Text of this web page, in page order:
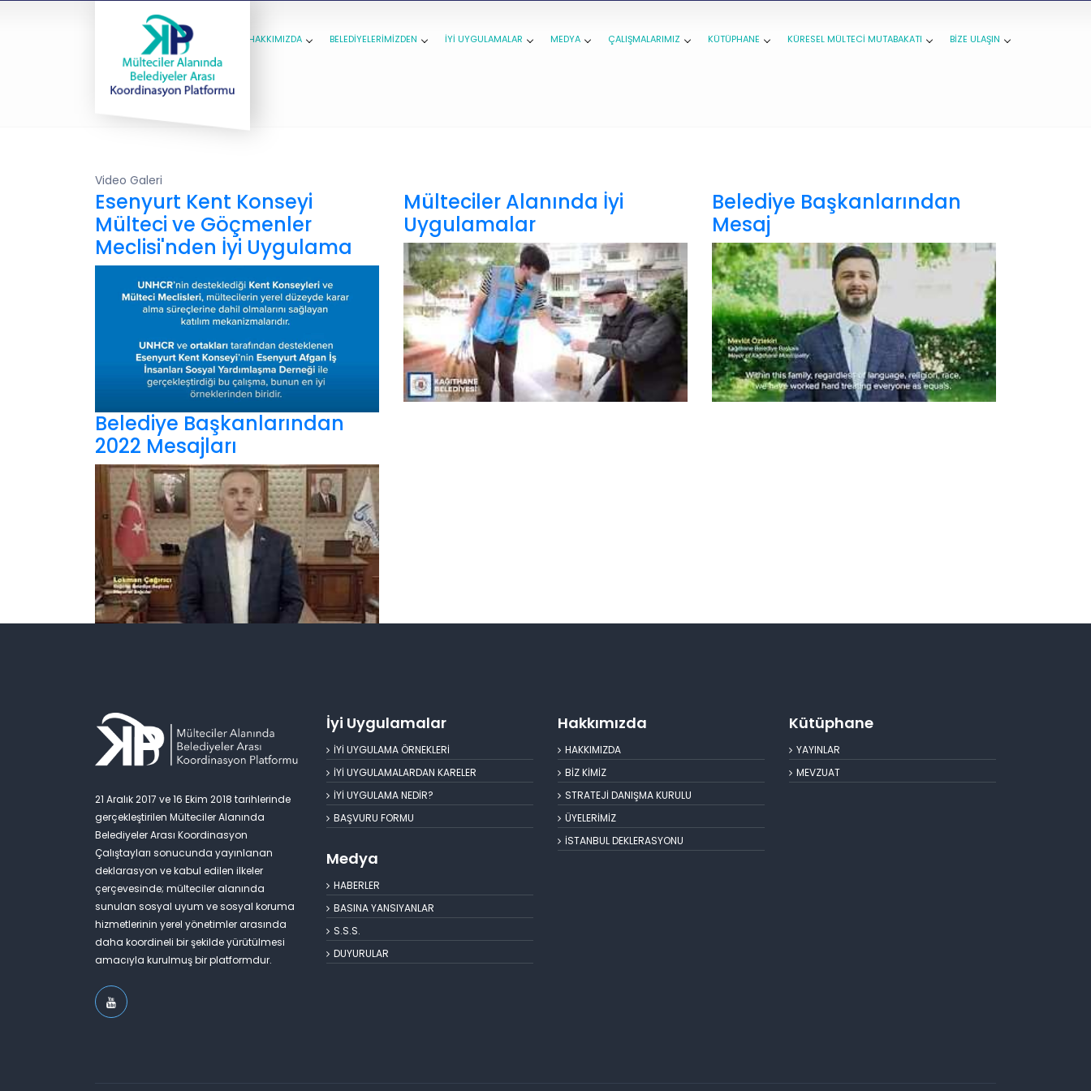
HAKKIMIZDA BELEDİYELERİMİZDEN İYİ UYGULAMALAR MEDYA ÇALIŞMALARIMIZ KÜTÜPHANE KÜRESEL MÜLTECİ MUTABAKATI BİZE ULAŞIN
Video Galeri
Esenyurt Kent Konseyi
Mülteci ve Göçmenler
Meclisi'nden İyi Uygulama
Mülteciler Alanında İyi
Uygulamalar
Belediye Başkanlarından
Mesaj
Belediye Başkanlarından
2022 Mesajları
21 Aralık 2017 ve 16 Ekim 2018 tarihlerinde
gerçekleştirilen Mülteciler Alanında
Belediyeler Arası Koordinasyon
Çalıştayları sonucunda yayınlanan
deklarasyon ve kabul edilen ilkeler
çerçevesinde; mülteciler alanında
sunulan sosyal uyum ve sosyal koruma
hizmetlerinin yerel yönetimler arasında
daha koordineli bir şekilde yürütülmesi
amacıyla kurulmuş bir platformdur.
İyi Uygulamalar
İYİ UYGULAMA ÖRNEKLERİ
İYİ UYGULAMALARDAN KARELER
İYİ UYGULAMA NEDİR?
BAŞVURU FORMU
Medya
HABERLER
BASINA YANSIYANLAR
S.S.S.
DUYURULAR
Hakkımızda
HAKKIMIZDA
BİZ KİMİZ
STRATEJİ DANIŞMA KURULU
ÜYELERİMİZ
İSTANBUL DEKLERASYONU
Kütüphane
YAYINLAR
MEVZUAT